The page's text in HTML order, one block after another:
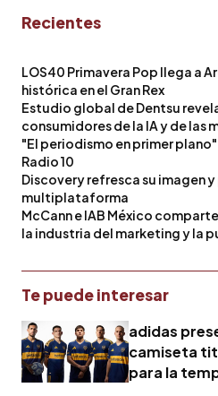
Recientes
LOS40 Primavera Pop llega a
histórica en el Gran Rex
Estudio global de Dentsu
consumidores de la IA y de las
"El periodismo en primer
Radio 10
Discovery refresca su imagen
multiplataforma
McCann e IAB México
la industria del marketing y la
Te puede interesar
adidas
camiseta
para la